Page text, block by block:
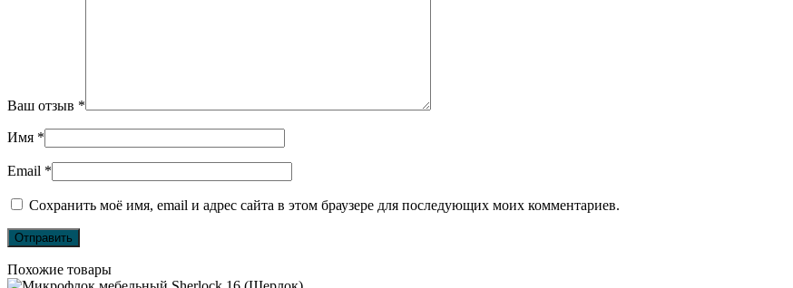
Ваш отзыв *
Имя *
Email *
Сохранить моё имя, email и адрес сайта в этом браузере для последующих моих комментариев.
Похожие товары